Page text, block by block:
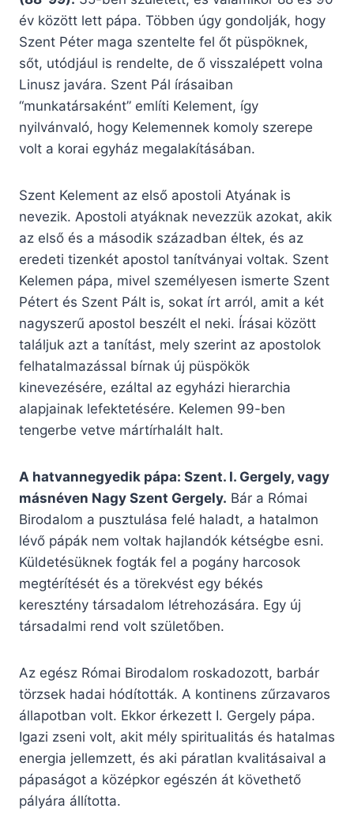
év között lett pápa. Többen úgy gondolják, hogy
Szent Péter maga szentelte fel őt püspöknek,
sőt, utódjául is rendelte, de ő visszalépett volna
Linusz javára. Szent Pál írásaiban
“munkatársaként” említi Kelement, így
nyilvánvaló, hogy Kelemennek komoly szerepe
volt a korai egyház megalakításában.
Szent Kelement az első apostoli Atyának is
nevezik. Apostoli atyáknak nevezzük azokat, akik
az első és a második században éltek, és az
eredeti tizenkét apostol tanítványai voltak. Szent
Kelemen pápa, mivel személyesen ismerte Szent
Pétert és Szent Pált is, sokat írt arról, amit a két
nagyszerű apostol beszélt el neki. Írásai között
találjuk azt a tanítást, mely szerint az apostolok
felhatalmazással bírnak új püspökök
kinevezésére, ezáltal az egyházi hierarchia
alapjainak lefektetésére. Kelemen 99-ben
tengerbe vetve mártírhalált halt.
A hatvannegyedik pápa: Szent. I. Gergely, vagy
másnéven Nagy Szent Gergely. Bár a Római
Birodalom a pusztulása felé haladt, a hatalmon
lévő pápák nem voltak hajlandók kétségbe esni.
Küldetésüknek fogták fel a pogány harcosok
megtérítését és a törekvést egy békés
keresztény társadalom létrehozására. Egy új
társadalmi rend volt születőben.
Az egész Római Birodalom roskadozott, barbár
törzsek hadai hódították. A kontinens zűrzavaros
állapotban volt. Ekkor érkezett I. Gergely pápa.
Igazi zseni volt, akit mély spiritualitás és hatalmas
energia jellemzett, és aki páratlan kvalitásaival a
pápaságot a középkor egészén át követhető
pályára állította.